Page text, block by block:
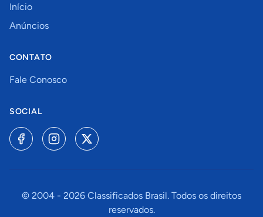
Início
Anúncios
CONTATO
Fale Conosco
SOCIAL
© 2004 - 2026 Classificados Brasil. Todos os direitos
reservados.